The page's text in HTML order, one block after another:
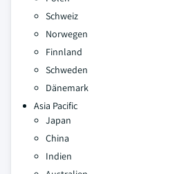
Schweiz
Norwegen
Finnland
Schweden
Dänemark
Asia Pacific
Japan
China
Indien